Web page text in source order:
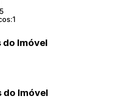
completa – mais de
de jogos
1
do Imóvel
do Imóvel